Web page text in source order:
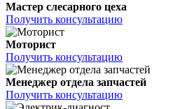
Мастер слесарного цеха
Получить консультацию
Моторист
Получить консультацию
Менеджер отдела запчастей
Получить консультацию